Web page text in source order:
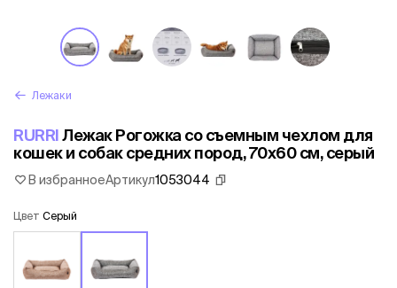
Лежаки
RURRIЛежак Рогожка со съемным чехлом для
кошек и собак средних пород, 70х60 см, серый
В избранноеАртикул1053044
Цвет Серый